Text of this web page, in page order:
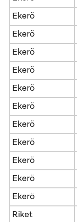
Ekerö
Ekerö
Ekerö
Ekerö
Ekerö
Ekerö
Ekerö
Ekerö
Ekerö
Ekerö
Ekerö
Riket